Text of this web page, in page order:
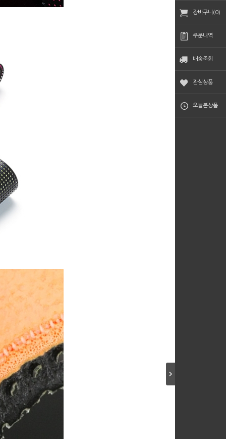
장바구니(0)
주문내역
배송조회
관심상품
오늘본상품